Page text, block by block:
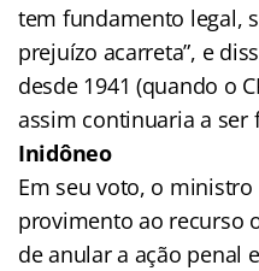
tem fundamento legal,
prejuízo acarreta”, e
desde 1941 (quando o
assim continuaria a ser
Inidôneo
Em seu voto, o
provimento ao recurso
de anular a ação penal